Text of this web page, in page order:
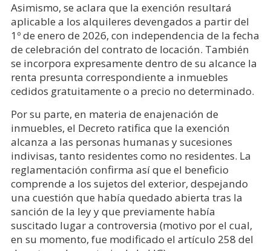
Asimismo, se aclara que la exención resultará
aplicable a los alquileres devengados a partir del
1º de enero de 2026, con independencia de la fecha
de celebración del contrato de locación. También
se incorpora expresamente dentro de su alcance la
renta presunta correspondiente a inmuebles
cedidos gratuitamente o a precio no determinado.
Por su parte, en materia de enajenación de
inmuebles, el Decreto ratifica que la exención
alcanza a las personas humanas y sucesiones
indivisas, tanto residentes como no residentes. La
reglamentación confirma así que el beneficio
comprende a los sujetos del exterior, despejando
una cuestión que había quedado abierta tras la
sanción de la ley y que previamente había
suscitado lugar a controversia (motivo por el cual,
en su momento, fue modificado el artículo 258 del